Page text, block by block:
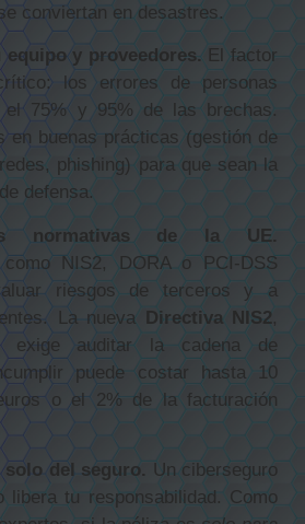
conviertan en desastres.
equipo y proveedores.El factor
los errores de personas
el 75% y 95% de las brechas.
en buenas prácticas (gestión de
phishing) para que sean la
defensa.
normativas de la UE.
como NIS2, DORA o PCI-DSS
riesgos de terceros y a
La nueva
Directiva NIS2,
exige auditar la cadena de
puede costar hasta 10
o el 2% de la facturación
solo del seguro. Un ciberseguro
libera tu responsabilidad. Como